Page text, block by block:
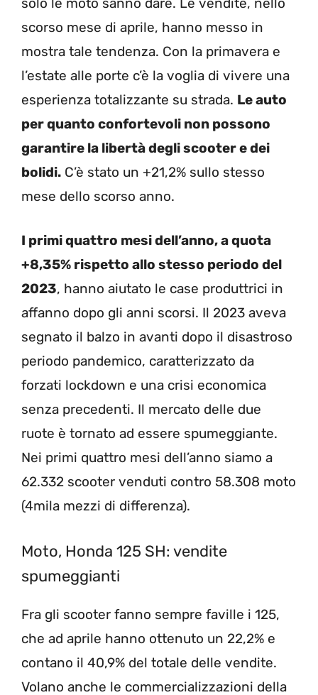
scorso mese di aprile, hanno messo in
mostra tale tendenza. Con la primavera e
l’estate alle porte c’è la voglia di vivere una
esperienza totalizzante su strada. Le auto
per quanto confortevoli non possono
garantire la libertà degli scooter e dei
bolidi. C’è stato un +21,2% sullo stesso
mese dello scorso anno.
I primi quattro mesi dell’anno, a quota
+8,35% rispetto allo stesso periodo del
2023, hanno aiutato le case produttrici in
affanno dopo gli anni scorsi. Il 2023 aveva
segnato il balzo in avanti dopo il disastroso
periodo pandemico, caratterizzato da
forzati lockdown e una crisi economica
senza precedenti. Il mercato delle due
ruote è tornato ad essere spumeggiante.
Nei primi quattro mesi dell’anno siamo a
62.332 scooter venduti contro 58.308 moto
(4mila mezzi di differenza).
Moto, Honda 125 SH: vendite
spumeggianti
Fra gli scooter fanno sempre faville i 125,
che ad aprile hanno ottenuto un 22,2% e
contano il 40,9% del totale delle vendite.
Volano anche le commercializzazioni della